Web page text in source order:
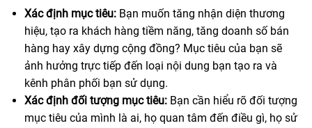
Xác định mục tiêu: Bạn muốn tăng nhận diện thương
hiệu, tạo ra khách hàng tiềm năng, tăng doanh số bán
hàng hay xây dựng cộng đồng? Mục tiêu của bạn sẽ
ảnh hưởng trực tiếp đến loại nội dung bạn tạo ra và
kênh phân phối bạn sử dụng.
Xác định đối tượng mục tiêu: Bạn cần hiểu rõ đối tượng
mục tiêu của mình là ai, họ quan tâm đến điều gì, họ sử